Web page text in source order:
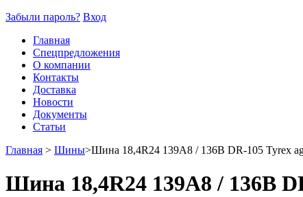
Забыли пароль? Вход
Главная
Спецпредложения
О компании
Контакты
Доставка
Новости
Документы
Статьи
Главная > Шины>Шина 18,4R24 139А8 / 136В DR-105 Tyrex
Шина 18,4R24 139А8 / 136В